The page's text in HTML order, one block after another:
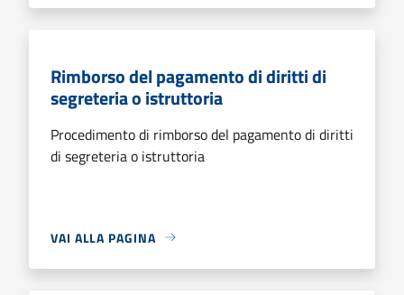
Rimborso del pagamento di diritti di
segreteria o istruttoria
Procedimento di rimborso del pagamento di diritti
di segreteria o istruttoria
VAI ALLA PAGINA